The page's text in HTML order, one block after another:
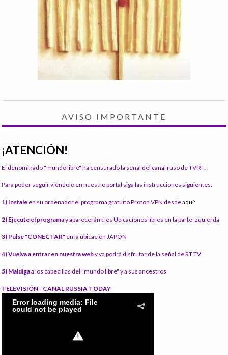
AVISO IMPORTANTE
¡ATENCIÓN!
El denominado "mundo libre" ha censurado la señal del canal ruso de TV RT.
Para poder seguir viéndolo en nuestro portal siga las instrucciones siguientes:
1) Instale en su ordenador el programa gratuito Proton VPN desdeaquí:
2) Ejecute el programay aparecerán tres Ubicaciones libres en la parte izquierda
3) Pulse "CONECTAR" en la ubicación JAPÓN
4) Vuelva a entrar en nuestra weby ya podrá disfrutar de la señal de RT TV
5) Maldigaa los cabecillas del "mundo libre" y a sus ancestros
TELEVISIÓN - CANAL RUSSIA TODAY